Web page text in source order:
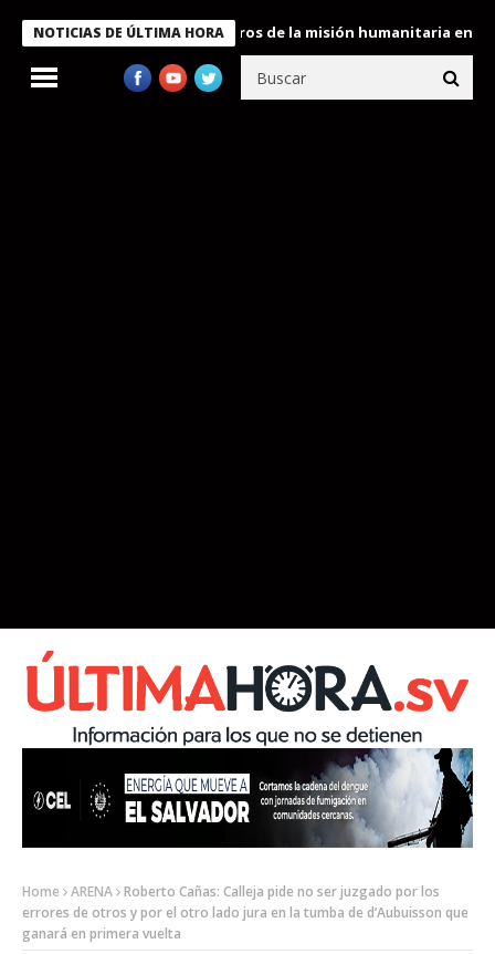
NOTICIAS DE ÚLTIMA HORA
condecora a miembros de la misión humanitaria enviada a
Home ARENA Roberto Cañas: Calleja pide no ser juzgado por los
errores de otros y por el otro lado jura en la tumba de d’Aubuisson que
ganará en primera vuelta